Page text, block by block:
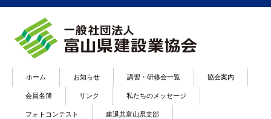
ホーム お知らせ 講習・研修会一覧 協会案内
会員名簿 リンク 私たちのメッセージ
フォトコンテスト 建退共富山県支部